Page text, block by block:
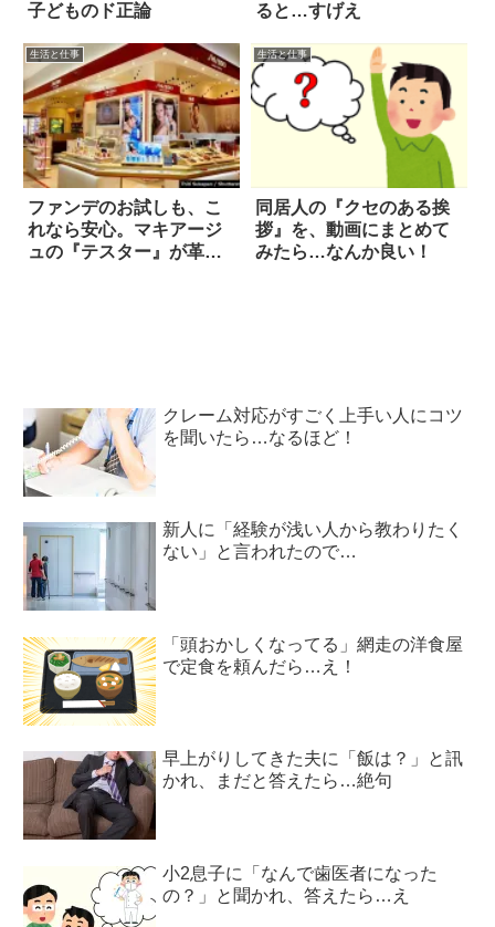
子どものド正論
ると…すげえ
生活と仕事
ファンデのお試しも、こ
れなら安心。マキアージ
ュの『テスター』が革命
生活と仕事
同居人の『クセのある挨
拶』を、動画にまとめて
みたら…なんか良い！
クレーム対応がすごく上手い人にコツ
を聞いたら…なるほど！
新人に「経験が浅い人から教わりたく
ない」と言われたので…
「頭おかしくなってる」網走の洋食屋
で定食を頼んだら…え！
早上がりしてきた夫に「飯は？」と訊
かれ、まだと答えたら…絶句
小2息子に「なんで歯医者になった
の？」と聞かれ、答えたら…え